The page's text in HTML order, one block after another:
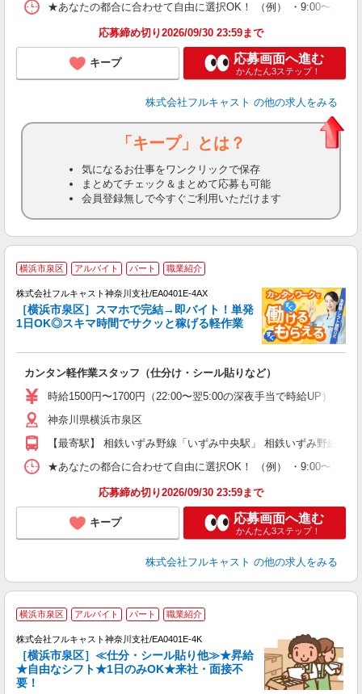
★あなたの都合に合わせて自由に選択OK！ （例） ・9:00〜
応募締め切り2026/09/30 23:59まで
キープ 応募画面へ進む
かんたん3ステップ！
株式会社フルキャスト の他の求人をみる
「キープ」とは？
気になるお仕事をワンクリックで保存
まとめてチェック＆まとめて応募も可能
会員登録無しで今すぐご利用いただけます
横浜市泉区 アルバイト パート 職業紹介
株式会社フルキャスト神奈川支社/EA0401E-4AX
［横浜市泉区］スマホで完結→即バイト！単発
1日OK◎スキマ時間でサクッと稼げる軽作業
カンタン軽作業スタッフ（仕分け・シール貼りなど）
時給1500円〜1700円（22:00〜翌5:00の深夜手当で時給UP） ※給
神奈川県横浜市泉区
【最寄駅】 相鉄いずみ野線「いずみ中央駅」 相鉄いずみ野線「
★あなたの都合に合わせて自由に選択OK！ （例） ・9:00〜
応募締め切り2026/09/30 23:59まで
キープ 応募画面へ進む
かんたん3ステップ！
株式会社フルキャスト の他の求人をみる
横浜市泉区 アルバイト パート 職業紹介
株式会社フルキャスト神奈川支社/EA0401E-4K
［横浜市泉区］≪仕分・シール貼り他≫★昇給
★自由なシフト★1日のみOK★来社・面接不
要！